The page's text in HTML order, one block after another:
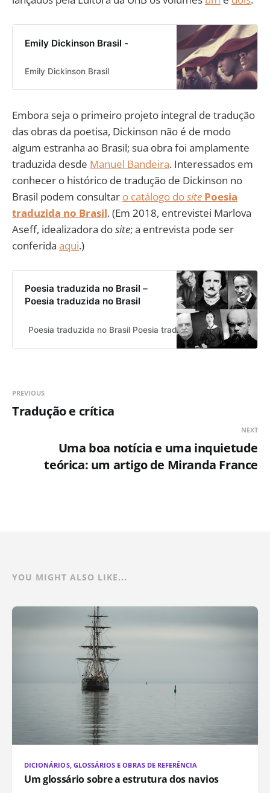
Emily Dickinson Brasil -
Emily Dickinson Brasil
Embora seja o primeiro projeto integral de tradução
das obras da poetisa, Dickinson não é de modo
algum estranha ao Brasil; sua obra foi amplamente
traduzida desde Manuel Bandeira. Interessados em
conhecer o histórico de tradução de Dickinson no
Brasil podem consultar o catálogo dosite Poesia
traduzida no Brasil. (Em 2018, entrevistei Marlova
Aseff, idealizadora dosite; a entrevista pode ser
conferida aqui.)
Poesia traduzida no Brasil –
Poesia traduzida no Brasil
Poesia traduzida no Brasil Poesia traduzida no Brasil
PREVIOUS
Tradução e crítica
NEXT
Uma boa notícia e uma inquietude
teórica: um artigo de Miranda France
YOU MIGHT ALSO LIKE...
DICIONÁRIOS, GLOSSÁRIOS E OBRAS DE REFERÊNCIA
Um glossário sobre a estrutura dos navios